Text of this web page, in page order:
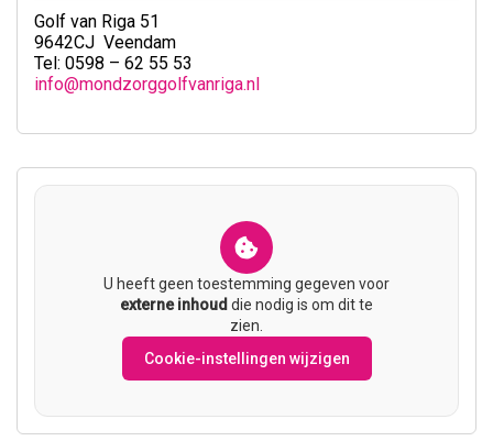
Golf van Riga 51
9642CJ Veendam
Tel: 0598 – 62 55 53
info@mondzorggolfvanriga.nl
U heeft geen toestemming gegeven voor
externe inhoud die nodig is om dit te
zien.
Cookie-instellingen wijzigen